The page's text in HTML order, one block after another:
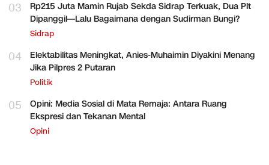
03
Rp215 Juta Mamin Rujab Sekda Sidrap Terkuak, Dua Plt
Dipanggil—Lalu Bagaimana dengan Sudirman Bungi?
Sidrap
04
Elektabilitas Meningkat, Anies-Muhaimin Diyakini Menang
Jika Pilpres 2 Putaran
Politik
05
Opini: Media Sosial di Mata Remaja: Antara Ruang
Ekspresi dan Tekanan Mental
Opini